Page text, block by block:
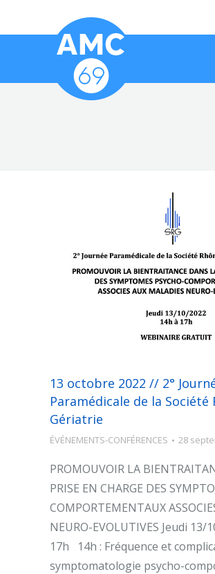
13 octobre 2022 // 2°
Paramédicale de la Société
Gériatrie
ÉVÉNEMENTS-CONFÉRENCES 28
PROMOUVOIR LA
PRISE EN CHARGE DES
COMPORTEMENTAUX
NEURO-EVOLUTIVES Jeudi 13/
17h 14h : Fréquence et
symptomatologie psycho-